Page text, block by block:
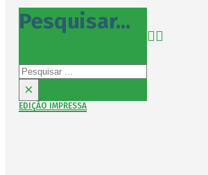
Pesquisar...
Pesquisar
×
EDIÇÃO IMPRESSA